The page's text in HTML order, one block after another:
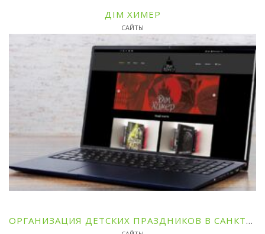
ДІМ ХИМЕР
САЙТЫ
ОРГАНИЗАЦИЯ ДЕТСКИХ ПРАЗДНИКОВ В САНКТ-ПЕТЕРБУРГЕ И ОБЛАСТИ